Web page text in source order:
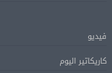
فيديو
كاريكاتير اليوم